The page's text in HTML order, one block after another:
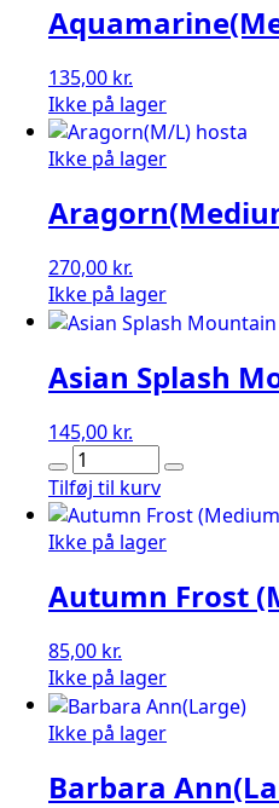
135,00 kr.
Ikke på lager
Ikke på lager
270,00 kr.
Ikke på lager
Asian Splash
145,00 kr.
Asian
Splash
Mountain
(
antal
Tilføj til kurv
Ikke på lager
Autumn Frost
85,00 kr.
Ikke på lager
Ikke på lager
Barbara